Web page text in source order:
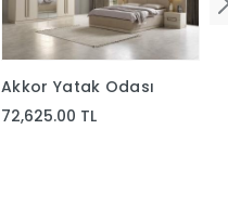
Akkor Yatak Odası
72,625.00 TL